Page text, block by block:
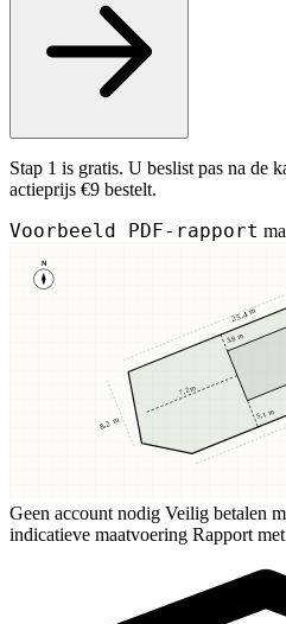
Stap 1 is gratis. U beslist pas na de
actieprijs €9 bestelt.
Voorbeeld PDF-rapport
N
3,8 m
5,1 m
7,2 m
25,4 m
8,2 m
Geen account nodig Veilig betalen
indicatieve maatvoering Rapport